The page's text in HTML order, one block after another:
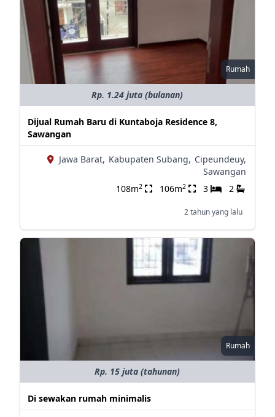
Rumah
Rp. 1.24 juta (bulanan)
Dijual Rumah Baru di Kuntaboja Residence 8,
Sawangan
Jawa Barat, Kabupaten Subang, Cipeundeuy,
Sawangan
108m2 106m2 3 2
2 tahun yang lalu
Rumah
Rp. 15 juta (tahunan)
Di sewakan rumah minimalis